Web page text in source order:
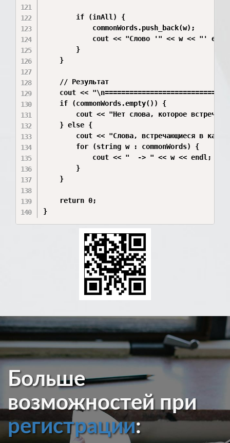
        if (inAll) {
            commonWords.push_back(w);
cout << "Слово '" << w << "'
        }
    }
    // Результат
cout <<
    if (commonWords.empty()) {
cout << "Нет слова, которое
    } else {
cout << "Слова, встречающиеся в
        for (string w : commonWords) {
            cout << "  -> " << w << endl;
        }
    }
    return 0;
}
Больше
возможностей при
регистрации: